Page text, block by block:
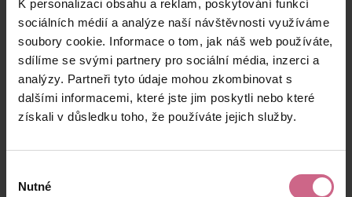
K personalizaci obsahu a reklam, poskytování funkcí
sociálních médií a analýze naší návštěvnosti využíváme
soubory cookie. Informace o tom, jak náš web používáte,
sdílíme se svými partnery pro sociální média, inzerci a
analýzy. Partneři tyto údaje mohou zkombinovat s
dalšími informacemi, které jste jim poskytli nebo které
získali v důsledku toho, že používáte jejich služby.
souhlasu
Nutné
J****
N****
25. 12. 2024
18:25:28
M****
N****
1 500 Kč
25. 12. 2024
18:11:37
825 Kč
V****
S****
400 Kč
25. 12. 2024
18:08:23
220 Kč
keyboard_arrow_left keyboard_arrow_right